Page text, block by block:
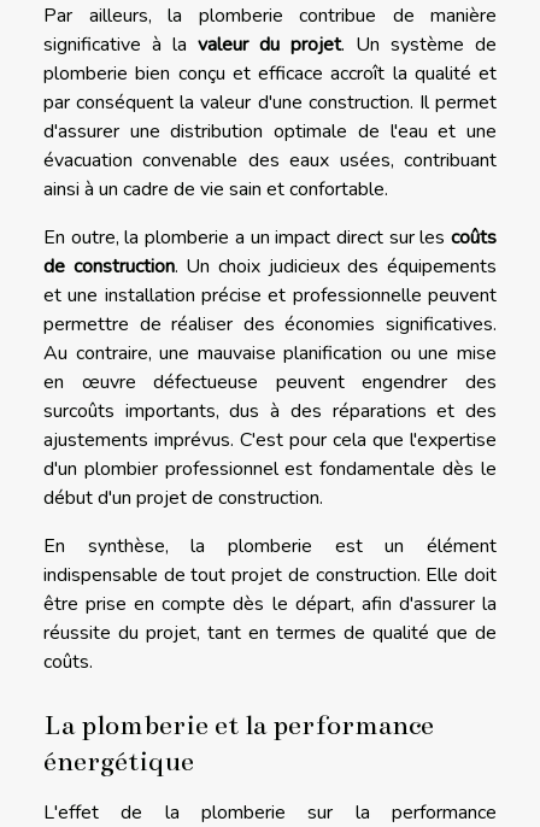
Par ailleurs, la plomberie contribue de manière
significative à la valeur du projet. Un système de
plomberie bien conçu et efficace accroît la qualité et
par conséquent la valeur d'une construction. Il permet
d'assurer une distribution optimale de l'eau et une
évacuation convenable des eaux usées, contribuant
ainsi à un cadre de vie sain et confortable.
En outre, la plomberie a un impact direct sur les coûts
de construction. Un choix judicieux des équipements
et une installation précise et professionnelle peuvent
permettre de réaliser des économies significatives.
Au contraire, une mauvaise planification ou une mise
en œuvre défectueuse peuvent engendrer des
surcoûts importants, dus à des réparations et des
ajustements imprévus. C'est pour cela que l'expertise
d'un plombier professionnel est fondamentale dès le
début d'un projet de construction.
En synthèse, la plomberie est un élément
indispensable de tout projet de construction. Elle doit
être prise en compte dès le départ, afin d'assurer la
réussite du projet, tant en termes de qualité que de
coûts.
La plomberie et la performance
énergétique
L'effet de la plomberie sur la performance